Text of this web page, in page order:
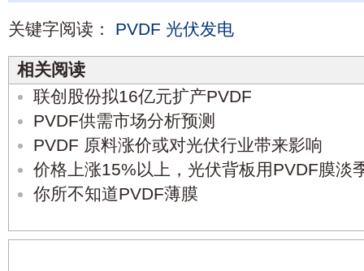
关键字阅读： PVDF 光伏发电
相关阅读
联创股份拟16亿元扩产PVDF
PVDF供需市场分析预测
PVDF 原料涨价或对光伏行业带来影响
价格上涨15%以上，光伏背板用PVDF膜淡
你所不知道PVDF薄膜